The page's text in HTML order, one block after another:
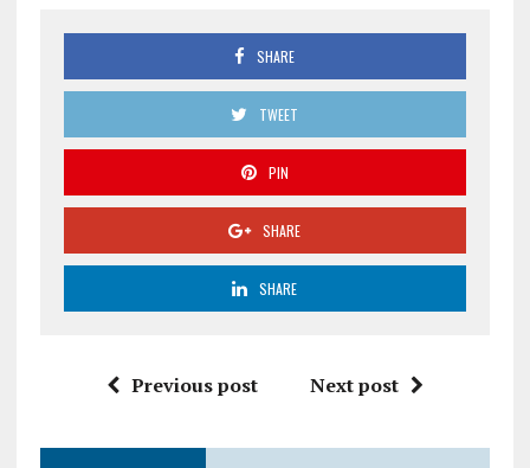
SHARE
TWEET
PIN
SHARE
SHARE
Previous post Next post